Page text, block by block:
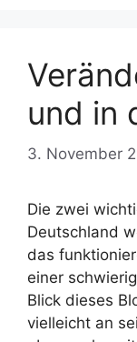
und in
3. November
Die zwei
Deutschland
das
einer
Blick dieses
vielleicht an